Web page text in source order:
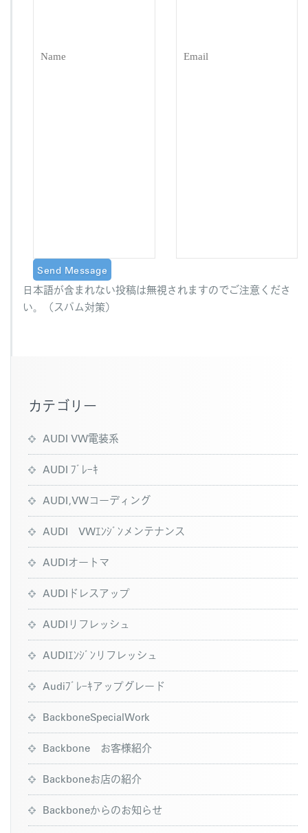
日本語が含まれない投稿は無視されますのでご注意くださ
い。（スパム対策）
カテゴリー
AUDI VW電装系
AUDI ﾌﾞﾚｰｷ
AUDI,VWコーディング
AUDI VWｴﾝｼﾞﾝメンテナンス
AUDIオートマ
AUDIドレスアップ
AUDIリフレッシュ
AUDIｴﾝｼﾞﾝリフレッシュ
Audiﾌﾞﾚｰｷアップグレード
BackboneSpecialWork
Backbone お客様紹介
Backboneお店の紹介
Backboneからのお知らせ